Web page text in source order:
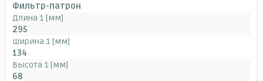
Фильтр-патрон
Длина 1 [мм]
295
Ширина 1 [мм]
134
Высота 1 [мм]
68